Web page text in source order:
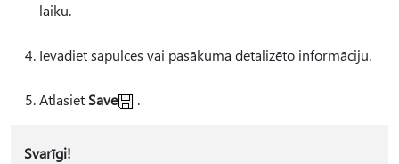
laiku.
Ievadiet sapulces vai pasākuma detalizēto informāciju.
Atlasiet Save .
Svarīgi!